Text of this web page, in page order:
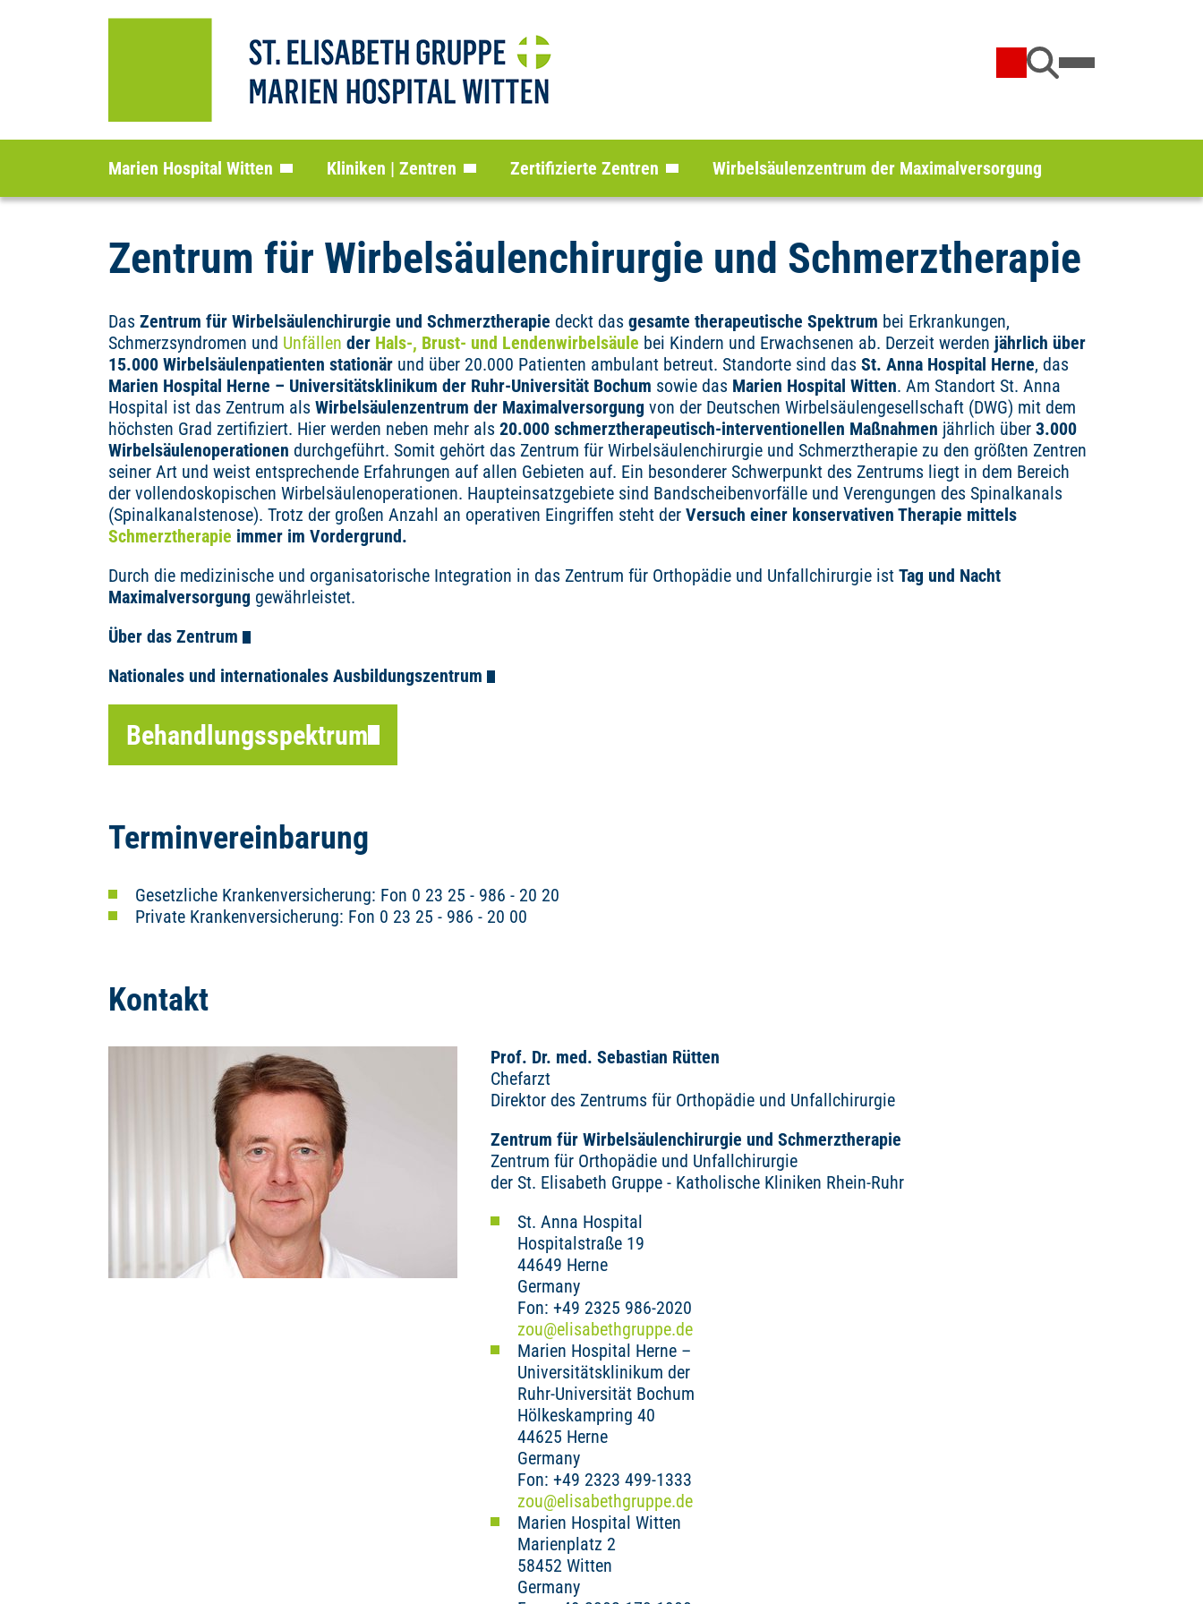
Marien Hospital Witten Kliniken | Zentren Zertifizierte Zentren Wirbelsäulenzentrum der Maximalversorgung
Zentrum für Wirbelsäulenchirurgie und Schmerztherapie
Das Zentrum für Wirbelsäulenchirurgie und Schmerztherapie deckt das gesamte therapeutische Spektrum bei Erkrankungen,
Schmerzsyndromen und Unfällen der Hals-, Brust- und Lendenwirbelsäule bei Kindern und Erwachsenen ab. Derzeit werden jährlich über
15.000 Wirbelsäulenpatienten stationärund über 20.000 Patienten ambulant betreut. Standorte sind das St. Anna Hospital Herne, das
Marien Hospital Herne – Universitätsklinikum der Ruhr-Universität Bochum sowie das Marien Hospital Witten. Am Standort St. Anna
Hospital ist das Zentrum als Wirbelsäulenzentrum der Maximalversorgung von der Deutschen Wirbelsäulengesellschaft (DWG) mit dem
höchsten Grad zertifiziert. Hier werden neben mehr als 20.000 schmerztherapeutisch-interventionellen Maßnahmen jährlich über 3.000
Wirbelsäulenoperationen durchgeführt. Somit gehört das Zentrum für Wirbelsäulenchirurgie und Schmerztherapie zu den größten Zentren
seiner Art und weist entsprechende Erfahrungen auf allen Gebieten auf. Ein besonderer Schwerpunkt des Zentrums liegt in dem Bereich
der vollendoskopischen Wirbelsäulenoperationen. Haupteinsatzgebiete sind Bandscheibenvorfälle und Verengungen des Spinalkanals
(Spinalkanalstenose). Trotz der großen Anzahl an operativen Eingriffen steht der Versuch einer konservativen Therapie mittels
Schmerztherapie immer im Vordergrund.
Durch die medizinische und organisatorische Integration in das Zentrum für Orthopädie und Unfallchirurgie ist Tag und Nacht
Maximalversorgung gewährleistet.
Über das Zentrum
Nationales und internationales Ausbildungszentrum
Behandlungsspektrum
Terminvereinbarung
Gesetzliche Krankenversicherung: Fon 0 23 25 - 986 - 20 20
Private Krankenversicherung: Fon 0 23 25 - 986 - 20 00
Kontakt
Prof. Dr. med. Sebastian Rütten
Chefarzt
Direktor des Zentrums für Orthopädie und Unfallchirurgie
Zentrum für Wirbelsäulenchirurgie und Schmerztherapie
Zentrum für Orthopädie und Unfallchirurgie
der St. Elisabeth Gruppe - Katholische Kliniken Rhein-Ruhr
St. Anna Hospital
Hospitalstraße 19
44649 Herne
Germany
Fon: +49 2325 986-2020
zou@elisabethgruppe.de
Marien Hospital Herne –
Universitätsklinikum der
Ruhr-Universität Bochum
Hölkeskampring 40
44625 Herne
Germany
Fon: +49 2323 499-1333
zou@elisabethgruppe.de
Marien Hospital Witten
Marienplatz 2
58452 Witten
Germany